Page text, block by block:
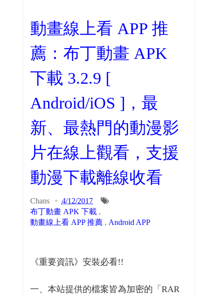
動畫線上看 APP 推
薦：布丁動畫 APK
下載 3.2.9 [
Android/iOS ]，最
新、最熱門的動漫影
片在線上觀看，支援
動漫下載離線收看
Chans
4/12/2017
布丁動畫 APK 下載,
動畫線上看 APP 推薦, Android APP
《重要資訊》安裝必看!!
一、本站提供的檔案皆為加密的「RAR